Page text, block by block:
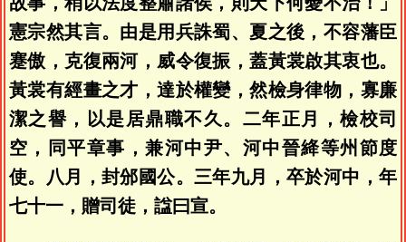
憲宗然其言。由是用兵誅蜀、夏之後，不容藩臣
蹇傲，克復兩河，威令復振，蓋黃裳啟其衷也。
黃裳有經畫之才，達於權變，然檢身律物，寡廉
潔之譽，以是居鼎職不久。二年正月，檢校司
空，同平章事，兼河中尹、河中晉絳等州節度
使。八月，封邠國公。三年九月，卒於河中，年
七十一，贈司徒，諡曰宣。